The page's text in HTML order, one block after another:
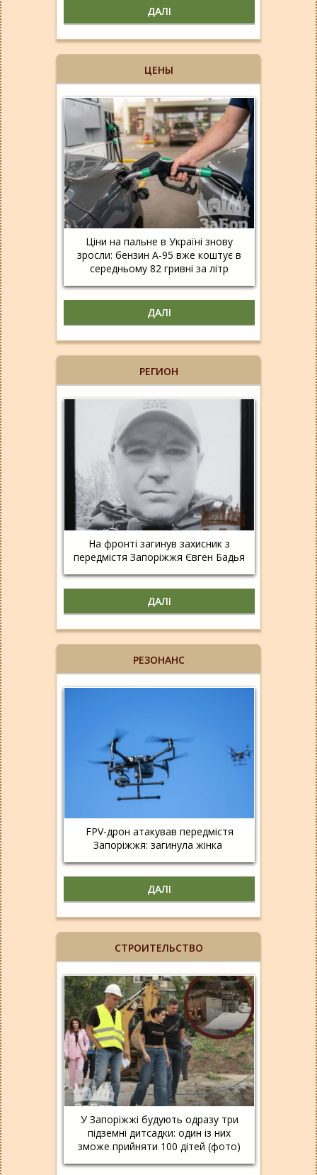
ДАЛІ
ЦЕНЫ
Ціни на пальне в Україні знову
зросли: бензин А-95 вже коштує в
середньому 82 гривні за літр
ДАЛІ
РЕГИОН
На фронті загинув захисник з
передмістя Запоріжжя Євген Бадья
ДАЛІ
РЕЗОНАНС
FPV-дрон атакував передмістя
Запоріжжя: загинула жінка
ДАЛІ
СТРОИТЕЛЬСТВО
У Запоріжжі будують одразу три
підземні дитсадки: один із них
зможе прийняти 100 дітей (фото)